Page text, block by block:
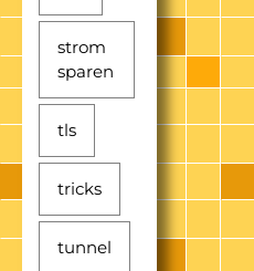
strom
sparen
tls
tricks
tunnel